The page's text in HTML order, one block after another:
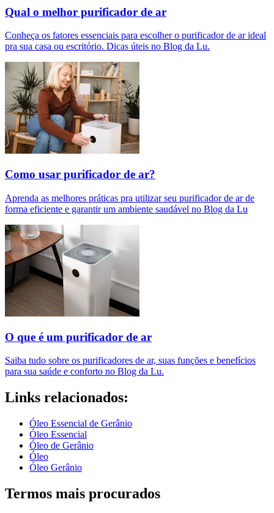
Qual o melhor purificador de ar​
Conheça os fatores essenciais para escolher o purificador de ar ideal
pra sua casa ou escritório. Dicas úteis no Blog da Lu.
Como usar purificador de ar?
Aprenda as melhores práticas pra utilizar seu purificador de ar de
forma eficiente e garantir um ambiente saudável no Blog da Lu
O que é um purificador de ar​
Saiba tudo sobre os purificadores de ar, suas funções e benefícios
para sua saúde e conforto no Blog da Lu.
Links relacionados:
Óleo Essencial de Gerânio
Óleo Essencial
Óleo de Gerânio
Óleo
Óleo Gerânio
Termos mais procurados